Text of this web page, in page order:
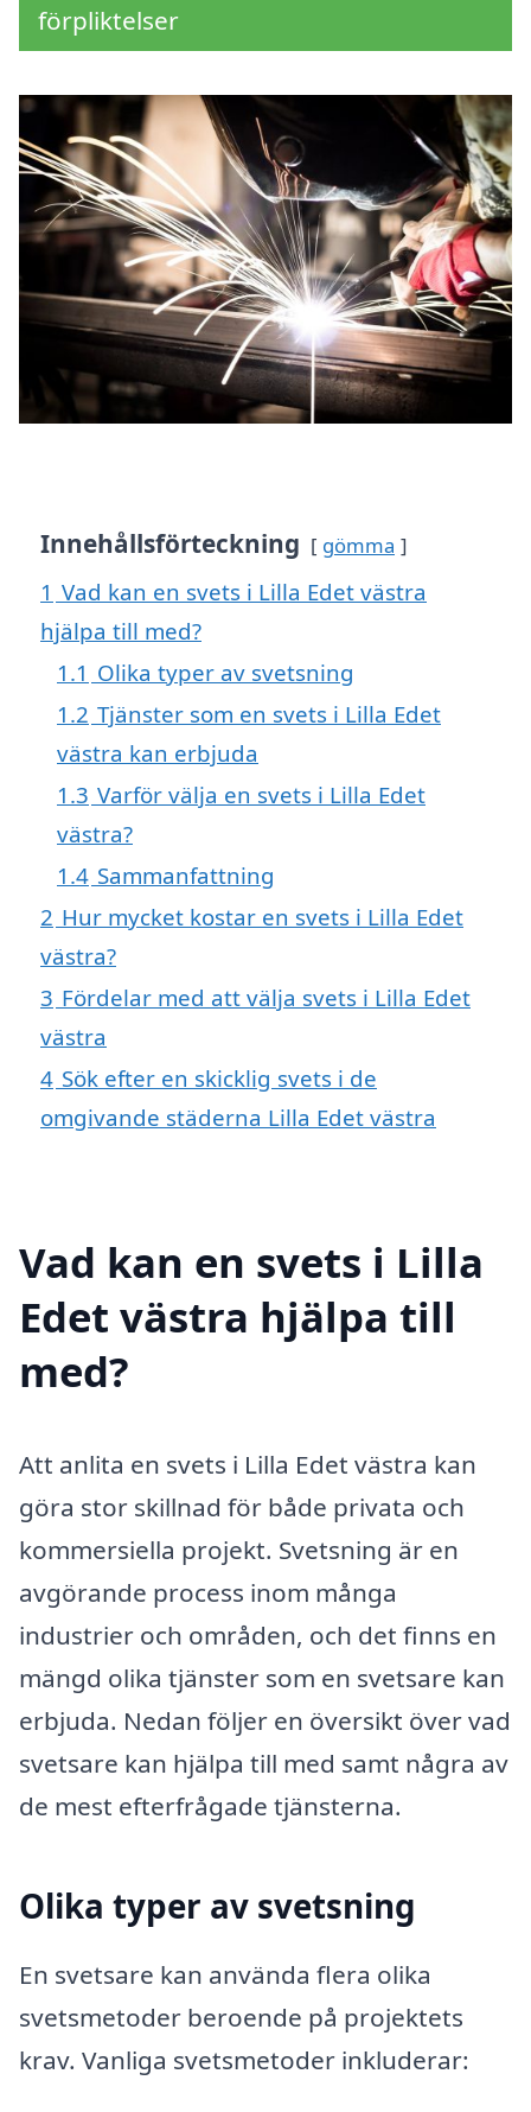
förpliktelser
Innehållsförteckning gömma
1 Vad kan en svets i Lilla Edet västra
hjälpa till med?
1.1 Olika typer av svetsning
1.2 Tjänster som en svets i Lilla Edet
västra kan erbjuda
1.3 Varför välja en svets i Lilla Edet
västra?
1.4 Sammanfattning
2 Hur mycket kostar en svets i Lilla Edet
västra?
3 Fördelar med att välja svets i Lilla Edet
västra
4 Sök efter en skicklig svets i de
omgivande städerna Lilla Edet västra
Vad kan en svets i Lilla
Edet västra hjälpa till
med?
Att anlita en svets i Lilla Edet västra kan
göra stor skillnad för både privata och
kommersiella projekt. Svetsning är en
avgörande process inom många
industrier och områden, och det finns en
mängd olika tjänster som en svetsare kan
erbjuda. Nedan följer en översikt över vad
svetsare kan hjälpa till med samt några av
de mest efterfrågade tjänsterna.
Olika typer av svetsning
En svetsare kan använda flera olika
svetsmetoder beroende på projektets
krav. Vanliga svetsmetoder inkluderar: